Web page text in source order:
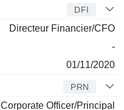
DFI
Directeur Financier/CFO
-
01/11/2020
PRN
Corporate Officer/Principal